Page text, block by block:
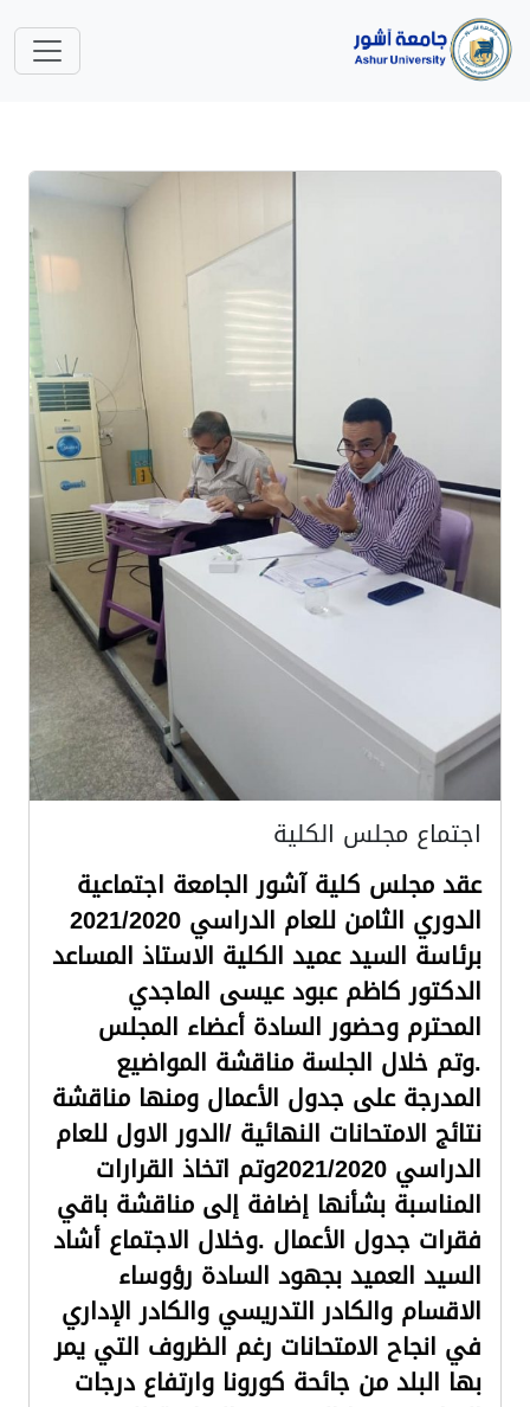
اجتماع مجلس الكلية
عقد مجلس كلية آشور الجامعة اجتماعية
الدوري الثامن للعام الدراسي 2021/2020
برئاسة السيد عميد الكلية الاستاذ المساعد
الدكتور كاظم عبود عيسى الماجدي
المحترم وحضور السادة أعضاء المجلس
.وتم خلال الجلسة مناقشة المواضيع
المدرجة على جدول الأعمال ومنها مناقشة
نتائج الامتحانات النهائية /الدور الاول للعام
الدراسي 2021/2020وتم اتخاذ القرارات
المناسبة بشأنها إضافة إلى مناقشة باقي
فقرات جدول الأعمال .وخلال الاجتماع أشاد
السيد العميد بجهود السادة رؤوساء
الاقسام والكادر التدريسي والكادر الإداري
في انجاح الامتحانات رغم الظروف التي يمر
بها البلد من جائحة كورونا وارتفاع درجات